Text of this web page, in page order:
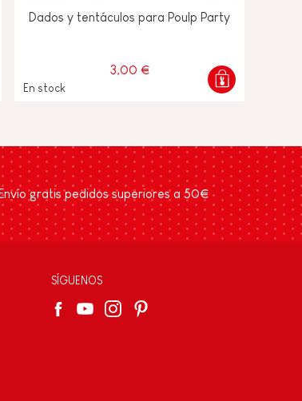
Dados y tentáculos para Poulp Party
3,00 €
En stock
Envío gratis pedidos superiores a 50€
SÍGUENOS